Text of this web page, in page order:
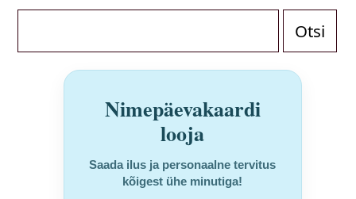
Nimepäevakaardi
looja
Saada ilus ja personaalne tervitus
kõigest ühe minutiga!